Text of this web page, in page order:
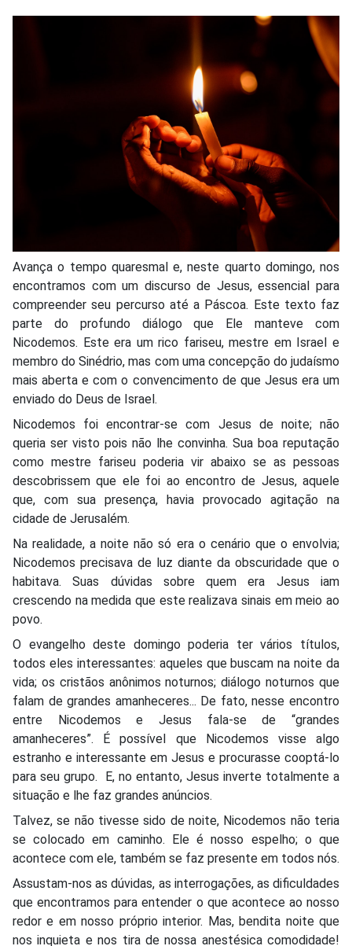
Avança o tempo quaresmal e, neste quarto domingo, nos
encontramos com um discurso de Jesus, essencial para
compreender seu percurso até a Páscoa. Este texto faz
parte do profundo diálogo que Ele manteve com
Nicodemos. Este era um rico fariseu, mestre em Israel e
membro do Sinédrio, mas com uma concepção do judaísmo
mais aberta e com o convencimento de que Jesus era um
enviado do Deus de Israel.
Nicodemos foi encontrar-se com Jesus de noite; não
queria ser visto pois não lhe convinha. Sua boa reputação
como mestre fariseu poderia vir abaixo se as pessoas
descobrissem que ele foi ao encontro de Jesus, aquele
que, com sua presença, havia provocado agitação na
cidade de Jerusalém.
Na realidade, a noite não só era o cenário que o envolvia;
Nicodemos precisava de luz diante da obscuridade que o
habitava. Suas dúvidas sobre quem era Jesus iam
crescendo na medida que este realizava sinais em meio ao
povo.
O evangelho deste domingo poderia ter vários títulos,
todos eles interessantes: aqueles que buscam na noite da
vida; os cristãos anônimos noturnos; diálogo noturnos que
falam de grandes amanheceres... De fato, nesse encontro
entre Nicodemos e Jesus fala-se de “grandes
amanheceres”. É possível que Nicodemos visse algo
estranho e interessante em Jesus e procurasse cooptá-lo
para seu grupo.
E, no entanto, Jesus inverte totalmente a
situação e lhe faz grandes anúncios.
Talvez, se não tivesse sido de noite, Nicodemos não teria
se colocado em caminho. Ele é nosso espelho; o que
acontece com ele, também se faz presente em todos nós.
Assustam-nos as dúvidas, as interrogações, as dificuldades
que encontramos para entender o que acontece ao nosso
redor e em nosso próprio interior. Mas, bendita noite que
nos inquieta e nos tira de nossa anestésica comodidade!